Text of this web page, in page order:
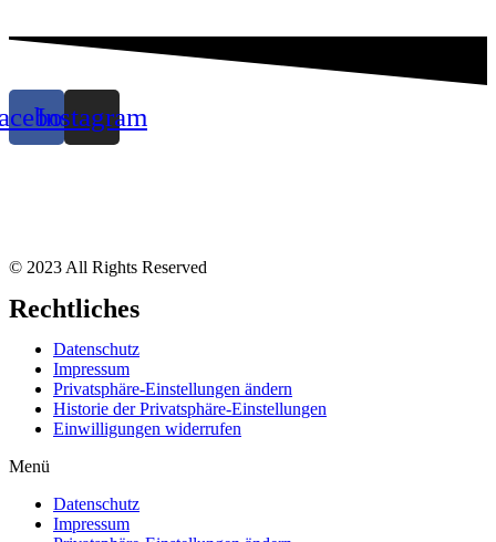
Instagram
© 2023 All Rights Reserved
Rechtliches
Datenschutz
Impressum
Privatsphäre-Einstellungen ändern
Historie der Privatsphäre-Einstellungen
Einwilligungen widerrufen
Menü
Datenschutz
Impressum